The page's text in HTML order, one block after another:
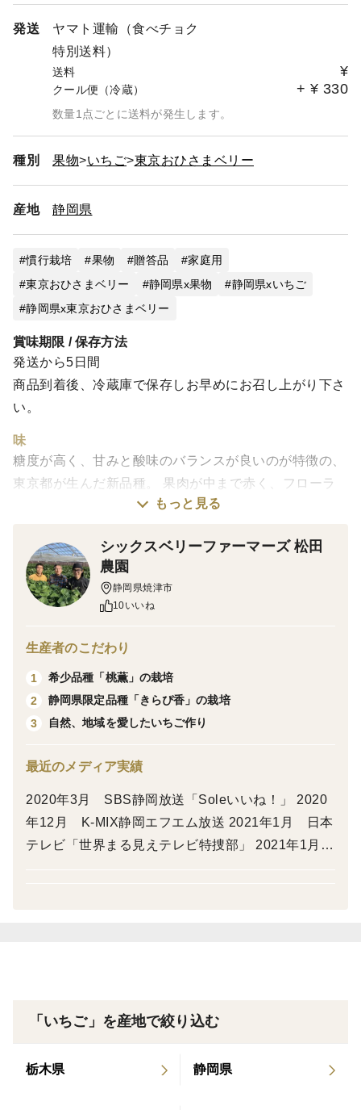
発送
ヤマト運輸（食べチョク
特別送料）
送料 ¥
クール便（冷蔵） + ¥ 330
数量1点ごとに送料が発生します。
種別 果物 いちご 東京おひさまベリー
産地 静岡県
慣行栽培 果物 贈答品
家庭用
東京おひさまベリー
静岡県x果物
静岡県xいちご
静岡県x東京おひさまベリー
賞味期限 / 保存方法
発送から5日間
商品到着後、冷蔵庫で保存しお早めにお召し上がり下さ
い。
味
糖度が高く、甘みと酸味のバランスが良いのが特徴の、
東京都が生んだ新品種。 果肉が中まで赤く、フローラ
ルの香りを放ち、上品さも併せ持ちます。
栽培・生産のこだわり
私はいちごの栽培を始めて５０年余になり、その間色々
な品種のいちごを栽培してきましたが今回、東京生まれ
のいちごは珍しいと思い、栽培を始めました。
ぜひ一度、東京生まれの新品種をご賞味ください。
もっと見る
シックスベリーファーマーズ 松田
農園
静岡県焼津市
10いいね
生産者のこだわり
1
希少品種「桃薫」の栽培
2
静岡県限定品種「きらぴ香」の栽培
3
自然、地域を愛したいちご作り
最近のメディア実績
2020年3月 SBS静岡放送「Soleいいね！」 2020
年12月 K-MIX静岡エフエム放送 2021年1月 日本
テレビ「世界まる見えテレビ特捜部」 2021年1月
D-TIE！」 2024年1月 SBSラジオ「ゴゴボラケ」
月 フジテレビ「ノンストップ！」
「いちご」を産地で絞り込む
栃木県 静岡県